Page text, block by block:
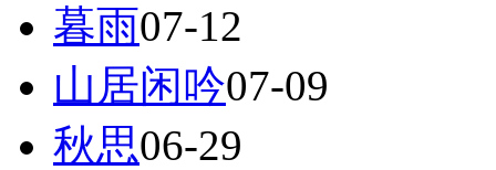
暮雨07-12
山居闲吟07-09
秋思06-29